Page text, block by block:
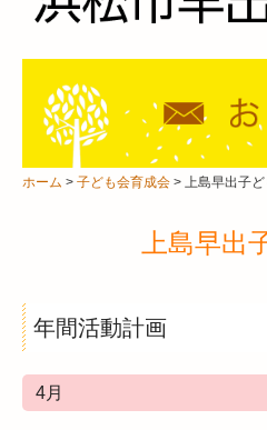
子ども会育成会
上島早出子ども会
その他
民生・児童委員
シニアクラブ(永寿会)
早出町薬師講
遠州大念仏保存会
ホーム 子ども会育成会 上島早出子
上島早出
年間活動計画
4月